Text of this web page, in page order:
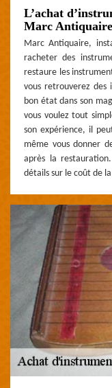
L’achat
Marc Antiquaire
Marc Antiquaire,
racheter des
restaure les
vous retrouverez des
bon état dans son
vous voulez tout
son expérience, il
même vous donner
après la
détails sur le coût de